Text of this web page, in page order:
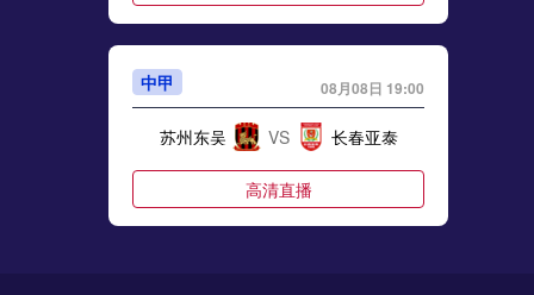
中甲 08月08日 19:00
苏州东吴 VS 长春亚泰
高清直播